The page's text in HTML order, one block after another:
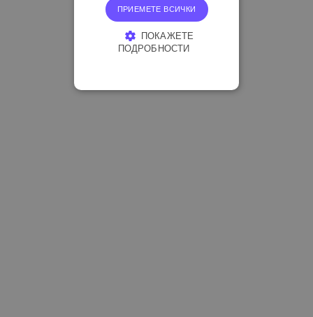
ПРИЕМЕТЕ ВСИЧКИ
ПОКАЖЕТЕ
ПОДРОБНОСТИ